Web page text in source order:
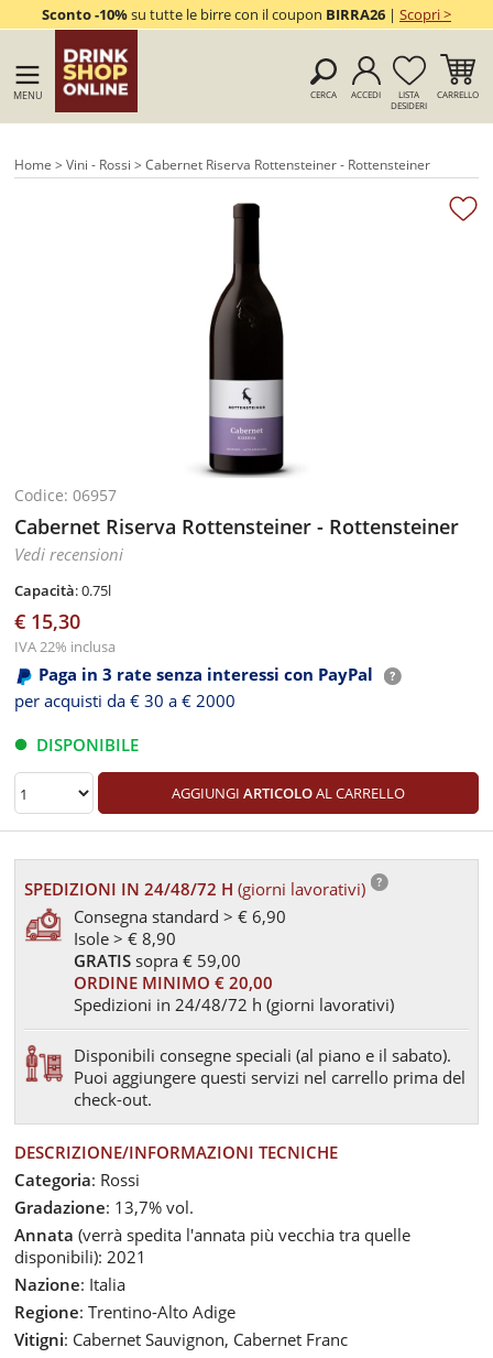
Sconto -10%su tutte le birre con il coupon BIRRA26| Scopri >
MENU CERCA ACCEDI
LISTA
DESIDERI
CARRELLO
Home >Vini - Rossi > Cabernet Riserva Rottensteiner - Rottensteiner
Codice: 06957
Cabernet Riserva Rottensteiner - Rottensteiner
Vedi recensioni
Capacità: 0.75l
€ 15,30
IVA 22% inclusa
Paga in 3 rate senza interessi con PayPal
per acquisti da € 30 a € 2000
DISPONIBILE
AGGIUNGI ARTICOLOAL CARRELLO
SPEDIZIONI IN 24/48/72 H(giorni lavorativi)
Consegna standard > € 6,90
Isole > € 8,90
GRATIS sopra € 59,00
ORDINE MINIMO € 20,00
Spedizioni in 24/48/72 h (giorni lavorativi)
Disponibili consegne speciali (al piano e il sabato).
Puoi aggiungere questi servizi nel carrello prima del
check-out.
DESCRIZIONE/INFORMAZIONI TECNICHE
Categoria: Rossi
Gradazione: 13,7% vol.
Annata(verrà spedita l'annata più vecchia tra quelle
disponibili): 2021
Nazione: Italia
Regione: Trentino-Alto Adige
Vitigni: Cabernet Sauvignon, Cabernet Franc